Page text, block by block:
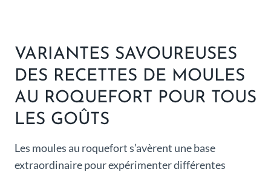
VARIANTES SAVOUREUSES
DES RECETTES DE MOULES
AU ROQUEFORT POUR TOUS
LES GOÛTS
Les moules au roquefort s’avèrent une base
extraordinaire pour expérimenter différentes